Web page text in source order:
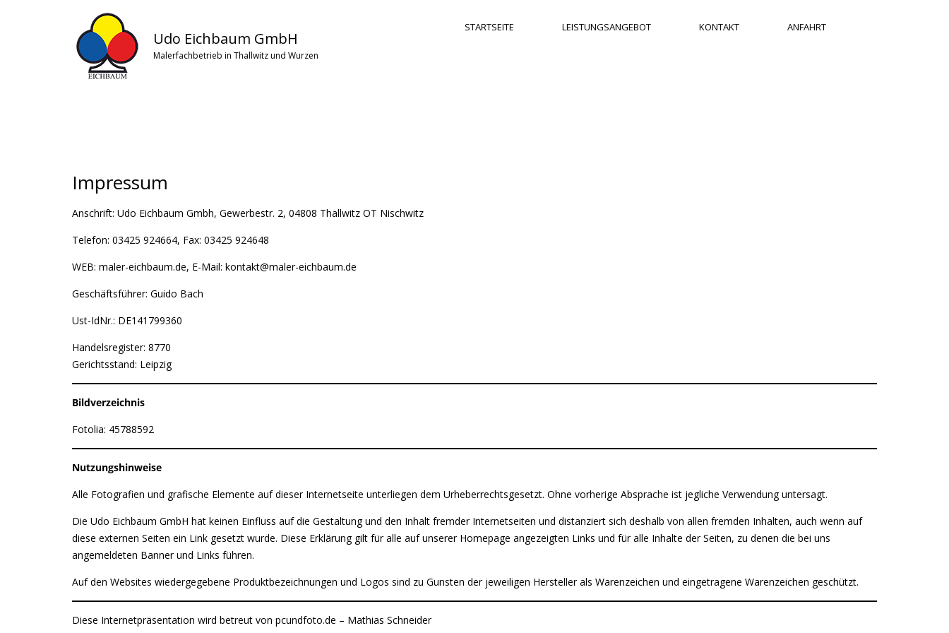
Udo Eichbaum GmbH
Malerfachbetrieb in Thallwitz und Wurzen
STARTSEITE LEISTUNGSANGEBOT KONTAKT ANFAHRT
Impressum
Anschrift: Udo Eichbaum Gmbh, Gewerbestr. 2, 04808 Thallwitz OT Nischwitz
Telefon: 03425 924664, Fax: 03425 924648
WEB: maler-eichbaum.de, E-Mail: kontakt@maler-eichbaum.de
Geschäftsführer: Guido Bach
Ust-IdNr.: DE141799360
Handelsregister: 8770
Gerichtsstand: Leipzig
Bildverzeichnis
Fotolia: 45788592
Nutzungshinweise
Alle Fotografien und grafische Elemente auf dieser Internetseite unterliegen dem Urheberrechtsgesetzt. Ohne vorherige Absprache ist jegliche Verwendung untersagt.
Die Udo Eichbaum GmbH hat keinen Einfluss auf die Gestaltung und den Inhalt fremder Internetseiten und distanziert sich deshalb von allen fremden Inhalten, auch wenn auf
diese externen Seiten ein Link gesetzt wurde. Diese Erklärung gilt für alle auf unserer Homepage angezeigten Links und für alle Inhalte der Seiten, zu denen die bei uns
angemeldeten Banner und Links führen.
Auf den Websites wiedergegebene Produktbezeichnungen und Logos sind zu Gunsten der jeweiligen Hersteller als Warenzeichen und eingetragene Warenzeichen geschützt.
Diese Internetpräsentation wird betreut von pcundfoto.de – Mathias Schneider